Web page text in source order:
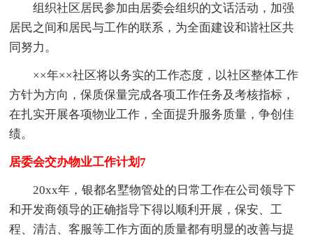
组织社区居民参加由居委会组织的文话活动，加强
居民之间和居民与工作的联系，为全面建设和谐社区共
同努力。
××年××社区将以务实的工作态度，以社区整体工作
方针为方向，保质保量完成各项工作任务及考核指标，
在扎实开展各项物业工作，全面提升服务质量，争创佳
绩。
居委会交办物业工作计划7
20xx年，银都名墅物管处的日常工作在公司领导下
和开发商领导的正确指导下得以顺利开展，保安、工
程、清洁、客服等工作方面的质量都有明显的改善与提